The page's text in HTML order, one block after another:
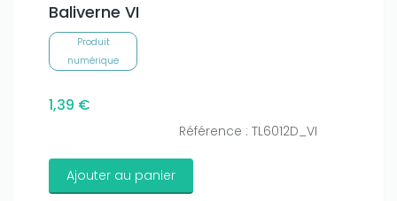
Baliverne VI
Produit
numérique
1,39 €
Référence : TL6012D_VI
Ajouter au panier